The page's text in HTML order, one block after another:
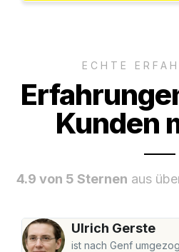
ECHTE
Kunden
4.9 von 5 Sternen aus
Ulrich Gerste
ist nach Genf